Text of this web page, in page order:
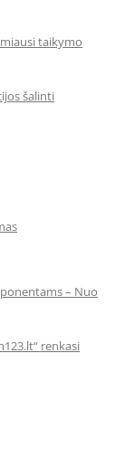
taikymo
šalinti
– Nuo
renkasi